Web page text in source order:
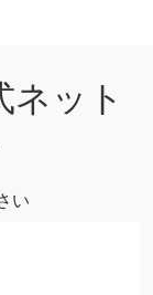
ット
い